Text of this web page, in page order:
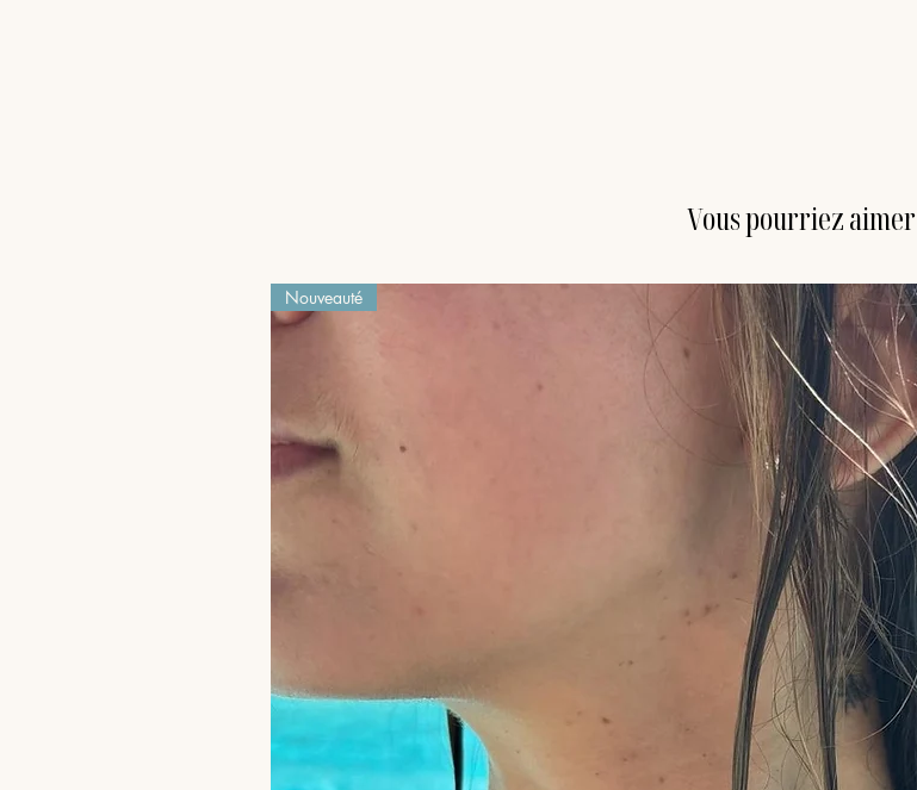
Vous pourriez aimer
Nouveauté